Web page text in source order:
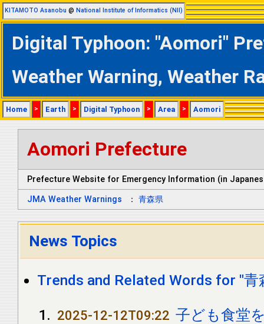
KITAMOTO Asanobu @ National Institute of Informatics (NII)
Digital Typhoon: "Aomori"
Weather Warning, Weather
Home > Earth > Digital Typhoon > Area > Aomori
Aomori Prefecture
Prefecture Website for Emergency Information (in
JMA Weather Warnings
： 青森県
News Topics
Trends and Related Words for "青
2025-12-12T09:22 子ども食堂